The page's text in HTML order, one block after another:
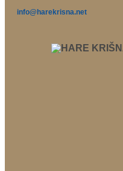
info@harekrisna.net